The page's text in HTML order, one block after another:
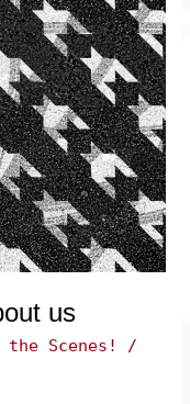
us
the Scenes!
/